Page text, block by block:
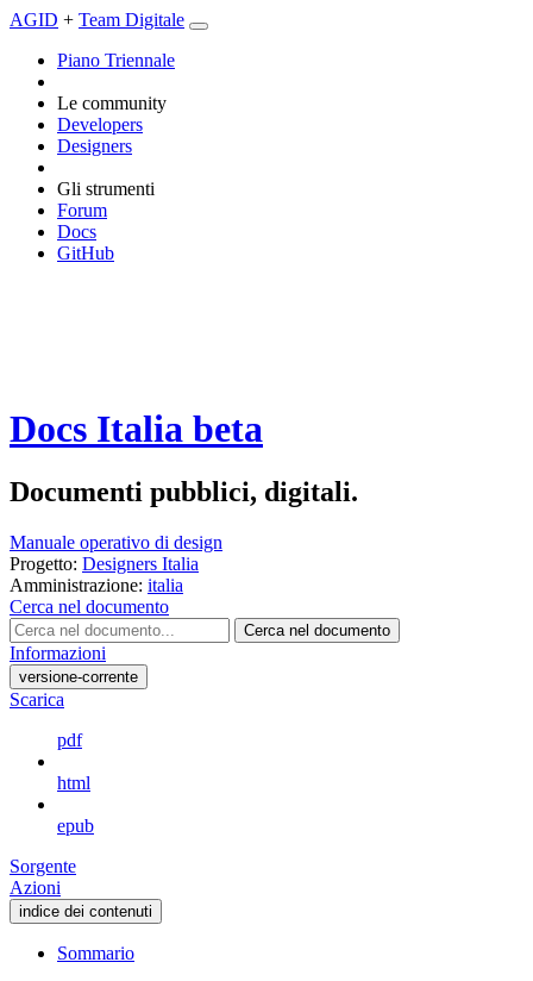
AGID + Team Digitale
Piano Triennale
Le community
Developers
Designers
Gli strumenti
Forum
Docs
GitHub
Docs Italia beta
Documenti pubblici, digitali.
Manuale operativo di design
Progetto: Designers Italia
Amministrazione: italia
Cerca nel documento
Cerca nel documento
Informazioni
versione-corrente
Scarica
pdf
html
epub
Sorgente
Azioni
indice dei contenuti
Sommario